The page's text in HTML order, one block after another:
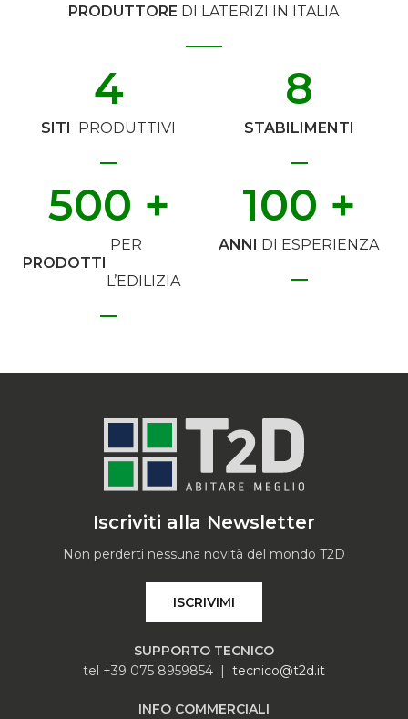
PRODUTTORE DI LATERIZI IN ITALIA
SITI PRODUTTIVI
4
STABILIMENTI
8
PRODOTTI
PER
L’EDILIZIA
500 +
ANNI DI ESPERIENZA
100 +
Iscriviti alla Newsletter
Non perderti nessuna novità del mondo T2D
ISCRIVIMI
SUPPORTO TECNICO
tel +39 075 8959854 | tecnico@t2d.it
INFO COMMERCIALI